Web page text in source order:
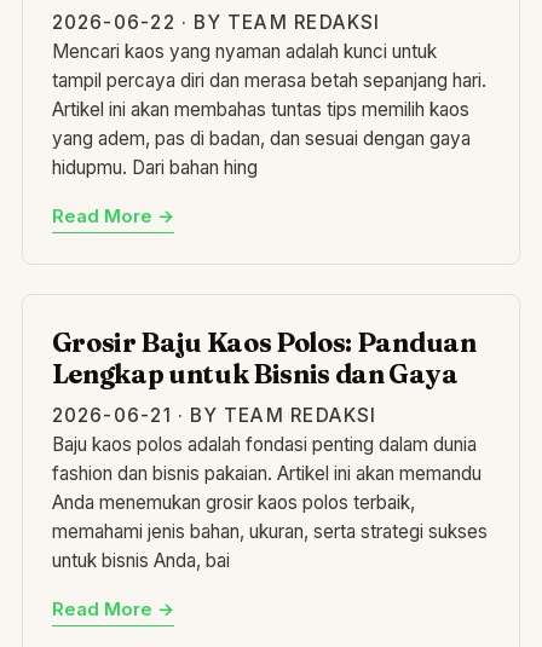
2026-06-22 · BY TEAM REDAKSI
Mencari kaos yang nyaman adalah kunci untuk
tampil percaya diri dan merasa betah sepanjang hari.
Artikel ini akan membahas tuntas tips memilih kaos
yang adem, pas di badan, dan sesuai dengan gaya
hidupmu. Dari bahan hing
Read More →
GR
Grosir Baju Kaos Polos: Panduan
Lengkap untuk Bisnis dan Gaya
2026-06-21 · BY TEAM REDAKSI
Baju kaos polos adalah fondasi penting dalam dunia
fashion dan bisnis pakaian. Artikel ini akan memandu
Anda menemukan grosir kaos polos terbaik,
memahami jenis bahan, ukuran, serta strategi sukses
untuk bisnis Anda, bai
Read More →